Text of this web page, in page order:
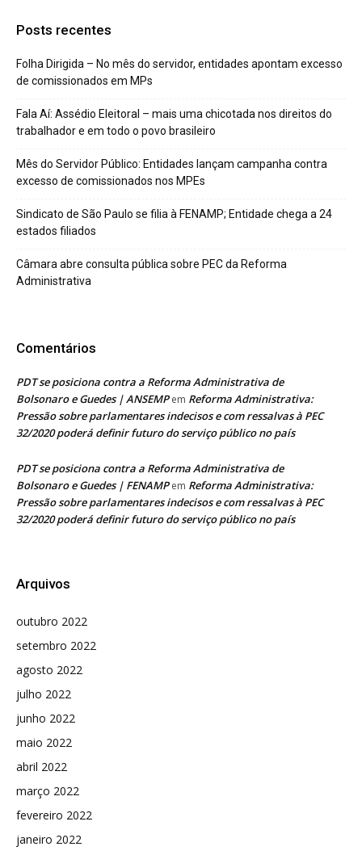
Posts recentes
Folha Dirigida – No mês do servidor, entidades apontam excesso
de comissionados em MPs
Fala Aí: Assédio Eleitoral – mais uma chicotada nos direitos do
trabalhador e em todo o povo brasileiro
Mês do Servidor Público: Entidades lançam campanha contra
excesso de comissionados nos MPEs
Sindicato de São Paulo se filia à FENAMP; Entidade chega a 24
estados filiados
Câmara abre consulta pública sobre PEC da Reforma
Administrativa
Comentários
PDT se posiciona contra a Reforma Administrativa de
Bolsonaro e Guedes | ANSEMPem Reforma Administrativa:
Pressão sobre parlamentares indecisos e com ressalvas à PEC
32/2020 poderá definir futuro do serviço público no país
PDT se posiciona contra a Reforma Administrativa de
Bolsonaro e Guedes | FENAMPem Reforma Administrativa:
Pressão sobre parlamentares indecisos e com ressalvas à PEC
32/2020 poderá definir futuro do serviço público no país
Arquivos
outubro 2022
setembro 2022
agosto 2022
julho 2022
junho 2022
maio 2022
abril 2022
março 2022
fevereiro 2022
janeiro 2022